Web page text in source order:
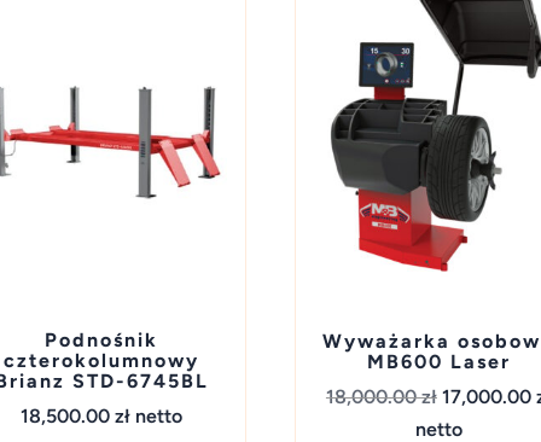
Podnośnik
czterokolumnowy
STD-6745BL
18,500.00zł netto
Wyważarka
MB600 Laser
18,000.00zł Pierwotna
cena
17,000.00
netto